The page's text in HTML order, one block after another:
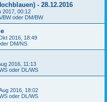
- 28.12.2016
2017, 00:12
BW oder DM/BW
2016, 18:49
DM/NS
2016, 11:13
oder DL/WS
2016, 18:02
oder DL/WS